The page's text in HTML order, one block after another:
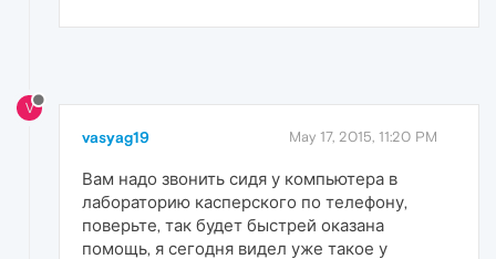
V
vasyag19 May 17, 2015, 11:20 PM
Вам надо звонить сидя у компьютера в
лабораторию касперского по телефону,
поверьте, так будет быстрей оказана
помощь, я сегодня видел уже такое у